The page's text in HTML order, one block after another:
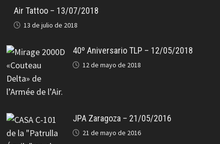
Air Tattoo – 13/07/2018
13 de julio de 2018
40º Aniversario TLP – 12/05/2018
12 de mayo de 2018
JPA Zaragoza – 21/05/2016
21 de mayo de 2016